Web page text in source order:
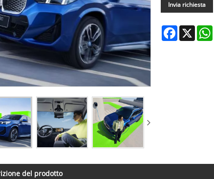
Invia richiesta
Facebook
X
del prodotto